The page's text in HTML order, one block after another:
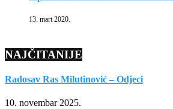
13. mart 2020.
NAJČITANIJE
Radosav Ras Milutinović – Odjeci
10. novembar 2025.